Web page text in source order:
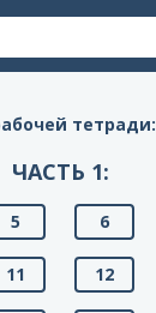
тетради:
ЧАСТЬ 1:
5 6
11 12